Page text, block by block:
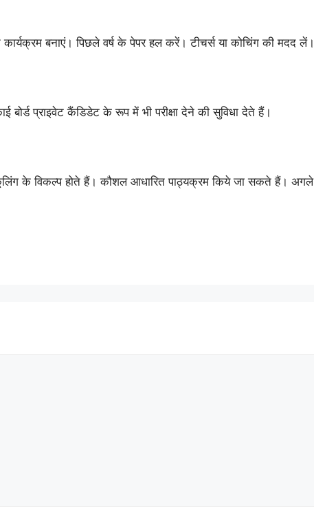
बनाएं। पिछले वर्ष के पेपर हल करें। टीचर्स या कोचिंग की मदद लें।
बोर्ड प्राइवेट कैंडिडेट के रूप में भी परीक्षा देने की सुविधा देते हैं।
के विकल्प होते हैं। कौशल आधारित पाठ्यक्रम किये जा सकते हैं। अगले